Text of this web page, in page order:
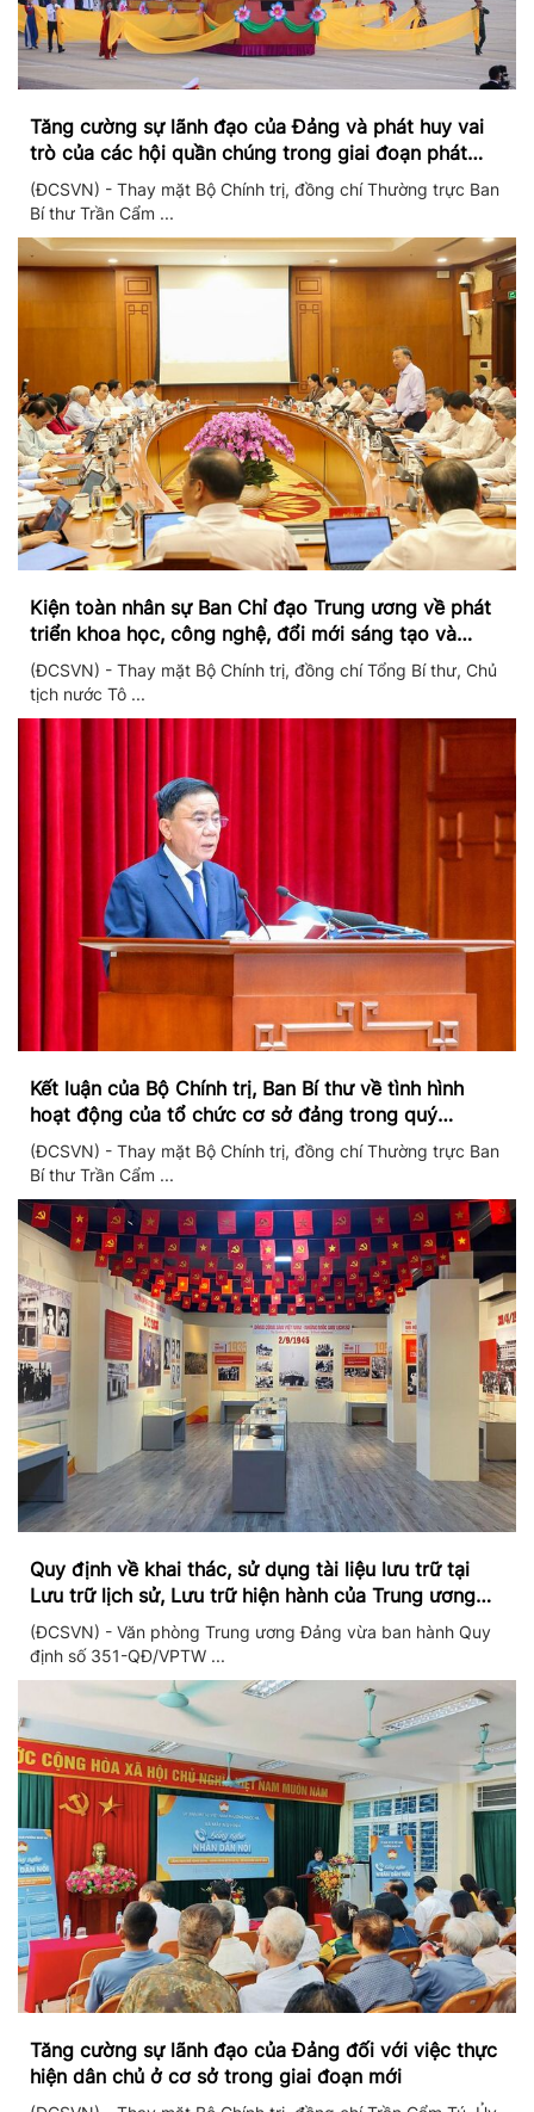
Tăng cường sự lãnh đạo của Đảng và phát huy vai
trò của các hội quần chúng trong giai đoạn phát
triển mới
(ĐCSVN) - Thay mặt Bộ Chính trị, đồng chí Thường trực Ban
Bí thư Trần Cẩm ...
Kiện toàn nhân sự Ban Chỉ đạo Trung ương về phát
triển khoa học, công nghệ, đổi mới sáng tạo và
chuyển đổi số
(ĐCSVN) - Thay mặt Bộ Chính trị, đồng chí Tổng Bí thư, Chủ
tịch nước Tô ...
Kết luận của Bộ Chính trị, Ban Bí thư về tình hình
hoạt động của tổ chức cơ sở đảng trong quý
II/2026
(ĐCSVN) - Thay mặt Bộ Chính trị, đồng chí Thường trực Ban
Bí thư Trần Cẩm ...
Quy định về khai thác, sử dụng tài liệu lưu trữ tại
Lưu trữ lịch sử, Lưu trữ hiện hành của Trung ương
Đảng và Văn phòng Trung ương Đảng
(ĐCSVN) - Văn phòng Trung ương Đảng vừa ban hành Quy
định số 351-QĐ/VPTW ...
Tăng cường sự lãnh đạo của Đảng đối với việc thực
hiện dân chủ ở cơ sở trong giai đoạn mới